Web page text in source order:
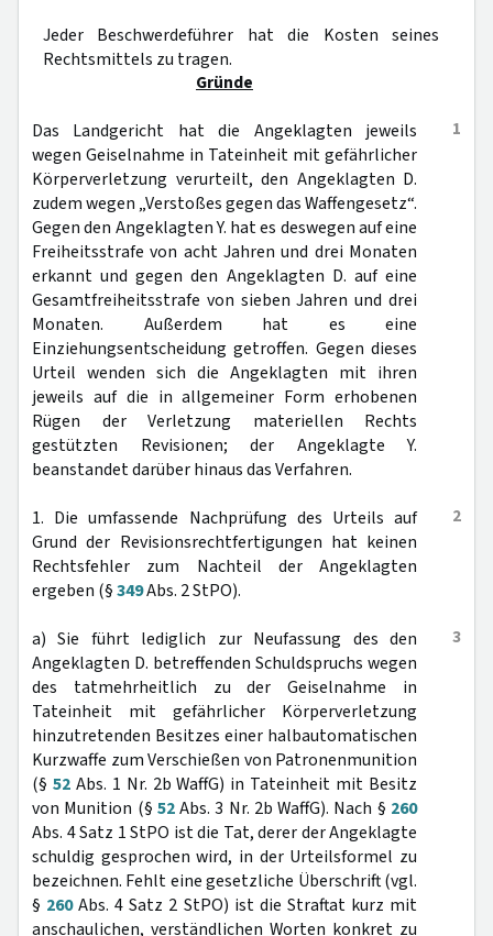
Jeder Beschwerdeführer hat die Kosten seines
Rechtsmittels zu tragen.
Gründe
1
Das Landgericht hat die Angeklagten jeweils
wegen Geiselnahme in Tateinheit mit gefährlicher
Körperverletzung verurteilt, den Angeklagten D.
zudem wegen „Verstoßes gegen das Waffengesetz“.
Gegen den Angeklagten Y. hat es deswegen auf eine
Freiheitsstrafe von acht Jahren und drei Monaten
erkannt und gegen den Angeklagten D. auf eine
Gesamtfreiheitsstrafe von sieben Jahren und drei
Monaten. Außerdem hat es eine
Einziehungsentscheidung getroffen. Gegen dieses
Urteil wenden sich die Angeklagten mit ihren
jeweils auf die in allgemeiner Form erhobenen
Rügen der Verletzung materiellen Rechts
gestützten Revisionen; der Angeklagte Y.
beanstandet darüber hinaus das Verfahren.
2
1. Die umfassende Nachprüfung des Urteils auf
Grund der Revisionsrechtfertigungen hat keinen
Rechtsfehler zum Nachteil der Angeklagten
ergeben (§349Abs. 2 StPO).
3
a) Sie führt lediglich zur Neufassung des den
Angeklagten D. betreffenden Schuldspruchs wegen
des tatmehrheitlich zu der Geiselnahme in
Tateinheit mit gefährlicher Körperverletzung
hinzutretenden Besitzes einer halbautomatischen
Kurzwaffe zum Verschießen von Patronenmunition
(§ 52Abs. 1 Nr. 2b WaffG) in Tateinheit mit Besitz
von Munition (§ 52Abs. 3 Nr. 2b WaffG). Nach § 260
Abs. 4 Satz 1 StPO ist die Tat, derer der Angeklagte
schuldig gesprochen wird, in der Urteilsformel zu
bezeichnen. Fehlt eine gesetzliche Überschrift (vgl.
§ 260Abs. 4 Satz 2 StPO) ist die Straftat kurz mit
anschaulichen, verständlichen Worten konkret zu